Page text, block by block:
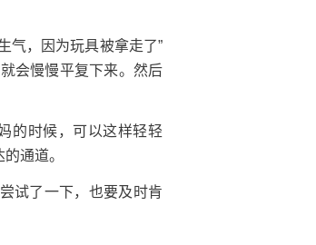
，因为玩具被拿走了”
会慢慢平复下来。然后
的时候，可以这样轻轻
通道。
试了一下，也要及时肯